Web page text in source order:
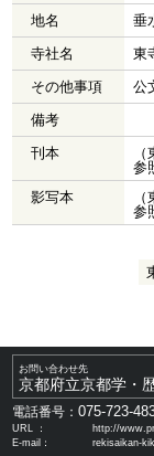
地名
垂
寺社名
東
その他事項
公
備考
刊本
参
影写本
参
お問い合わせ先
京都府立京都学・
電話番号：075-723-
URL ：
http://
E-mail：
rekisaikan-